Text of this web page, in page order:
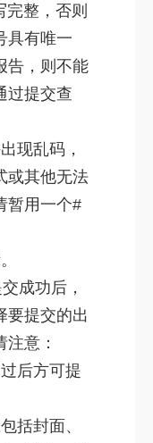
整，否则
具有唯一
告，则不能
过提交查
现乱码，
或其他无法
暂用一个#
成功后，
要提交的出
意：
后方可提
括封面、